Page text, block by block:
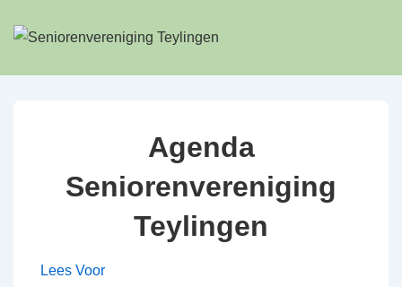
Doorgaan
Agenda
Seniorenvereniging
Teylingen
Lees Voor